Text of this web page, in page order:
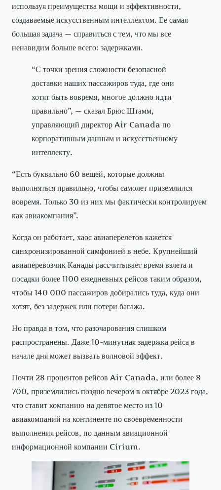
используя преимущества мощи и эффективности,
создаваемые искусственным интеллектом. Ее самая
большая задача — справиться с тем, что мы все
ненавидим больше всего: задержками.
“С точки зрения сложности безопасной
доставки наших пассажиров туда, где они
хотят быть вовремя, многое должно идти
правильно”, — сказал Брюс Штамм,
управляющий директор Air Canada по
корпоративным данным и искусственному
интеллекту.
“Есть буквально 60 вещей, которые должны
выполняться правильно, чтобы самолет приземлился
вовремя. Только 30 из них мы фактически контролируем
как авиакомпания”.
Когда он работает, хаос авиаперелетов кажется
синхронизированной симфонией в небе. Крупнейший
авиаперевозчик Канады рассчитывает время взлета и
посадки более 1100 ежедневных рейсов таким образом,
чтобы 140 000 пассажиров добирались туда, куда они
хотят, без задержек или потери багажа.
Но правда в том, что разочарования слишком
распространены. Даже 10-минутная задержка рейса в
начале дня может вызвать волновой эффект.
Почти 28 процентов рейсов Air Canada, или более 8
700, приземлились поздно вечером в октябре 2023 года,
что ставит компанию на девятое место из 10
авиакомпаний на континенте по своевременности
выполнения рейсов, по данным авиационной
информационной компании Cirium.